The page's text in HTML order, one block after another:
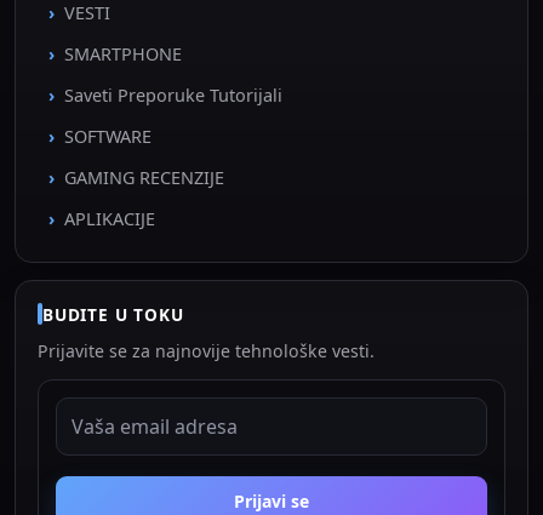
VESTI
SMARTPHONE
Saveti Preporuke Tutorijali
SOFTWARE
GAMING RECENZIJE
APLIKACIJE
BUDITE U TOKU
Prijavite se za najnovije tehnološke vesti.
EMAIL ADRESA
Prijavi se